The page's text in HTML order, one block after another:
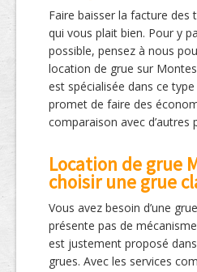
Faire baisser la facture des
qui vous plait bien. Pour y
possible, pensez à nous
location de grue sur
est spécialisée dans ce
promet de faire des
comparaison avec d’autres
Location de grue
choisir une grue
Vous avez besoin d’une
présente pas de
est justement proposé
grues. Avec les services